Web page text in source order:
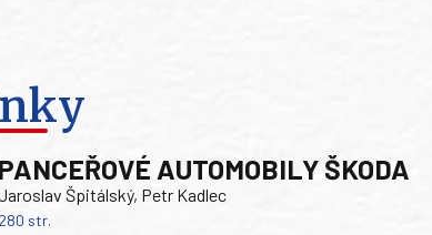
PANCEŘOVÉ AUTOMOBILY ŠKODA
Špitálský, Petr Kadlec
280 str.